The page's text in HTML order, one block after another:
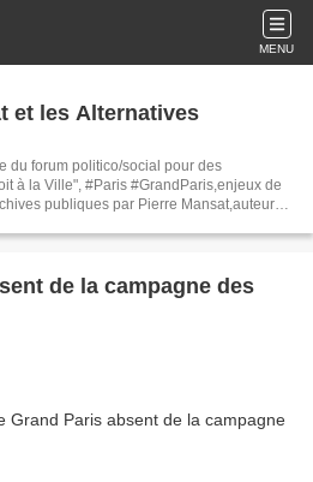
MENU
et les Alternatives
du forum politico/social pour des
à la Ville", #Paris #GrandParis,enjeux de
publiques par Pierre Mansat,auteur‼️
Laghouat-France>#Mumia
de la campagne des